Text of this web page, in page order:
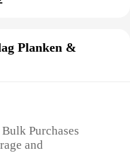
Planken &
Purchases
and